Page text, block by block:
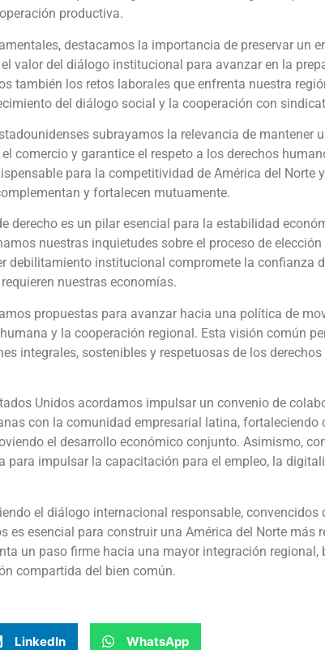
productiva.
destacamos la importancia de preservar un
valor del diálogo institucional para avanzar en la
también los retos laborales que enfrenta nuestra
del diálogo social y la cooperación con
subrayamos la relevancia de mantener
comercio y garantice el respeto a los derechos
para la competitividad de América del Norte
y fortalecen mutuamente.
derecho es un pilar esencial para la estabilidad
nuestras inquietudes sobre el proceso de elección
debilitamiento institucional compromete la confianza
nuestras economías.
propuestas para avanzar hacia una política de
y la cooperación regional. Esta visión común
integrales, sostenibles y respetuosas de los derechos
Unidos acordamos impulsar un convenio de
con la comunidad empresarial latina, fortaleciendo
el desarrollo económico conjunto. Asimismo,
para impulsar la capacitación para el empleo, la
el diálogo internacional responsable, convencidos
es esencial para construir una América del Norte más
un paso firme hacia una mayor integración regional,
compartida del bien común.
LinkedIn WhatsApp